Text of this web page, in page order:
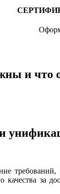
и что
качества